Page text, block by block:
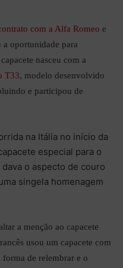
com a Alfa Romeo e
a oportunidade para
nasceu com a
T33, modelo desenvolvido
e participou de
na Itália no início da
especial para o
o aspecto de couro
singela homenagem
a menção ao capacete
usou um capacete com
forma de relembrar e o